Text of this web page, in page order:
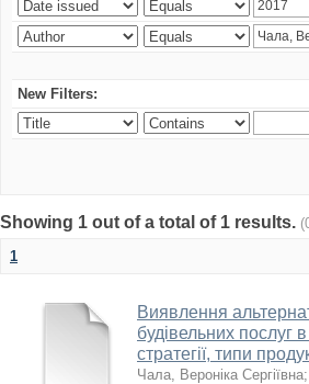
New Filters:
Showing 1 out of a total of 1 results.
1
Виявлення
будівельних послуг
стратегії, типи
Чала, Вероніка Сергіївна;